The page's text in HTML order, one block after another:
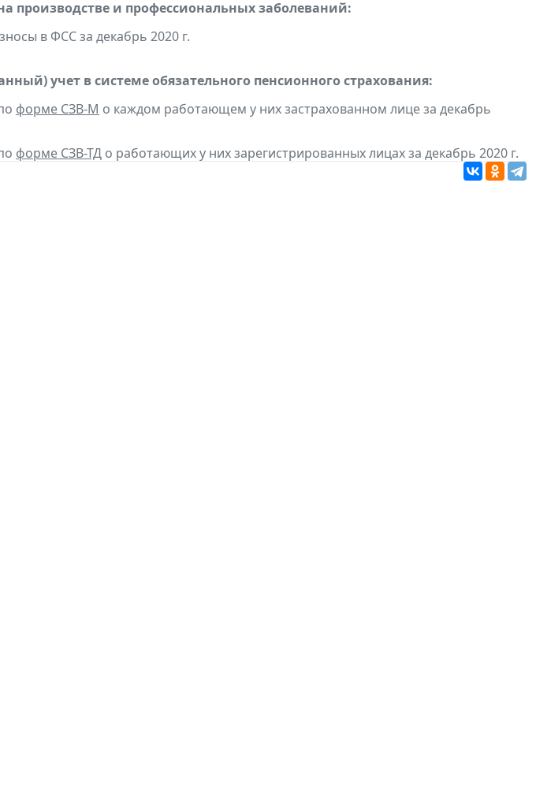
производстве и профессиональных заболеваний:
в ФСС за декабрь 2020 г.
учет в системе обязательного пенсионного страхования:
форме СЗВ-М о каждом работающем у них застрахованном лице за декабрь
форме СЗВ-ТД о работающих у них зарегистрированных лицах за декабрь 2020 г.